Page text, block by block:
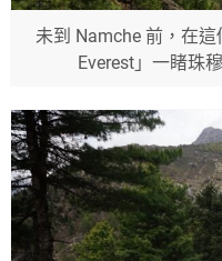
未到 Namche 前，在
Everest」一睹珠